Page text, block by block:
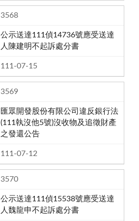
3568
公示送達111偵14736號應受送達
人陳建明不起訴處分書
111-07-15
3569
匯眾開發股份有限公司違反銀行法
(111執沒他5號)沒收物及追徵財產
之發還公告
111-07-12
3570
公示送達111偵15538號應受送達
人魏龍申不起訴處分書